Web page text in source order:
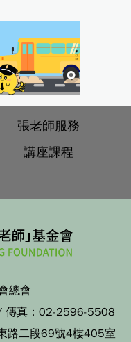
張老師服務
講座課程
總會
傳真： 02-2596-5508
路二段69號4樓405室